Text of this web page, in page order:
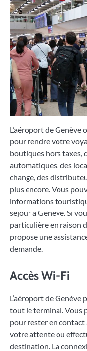
L’aéroport de Genève
pour rendre votre
boutiques hors taxes,
automatiques, des
change, des
plus encore. Vous
informations
séjour à Genève. Si
particulière en raison
propose une
demande.
Accès Wi-Fi
L’aéroport de
tout le terminal. Vous
pour rester en contact
votre attente ou
destination. La